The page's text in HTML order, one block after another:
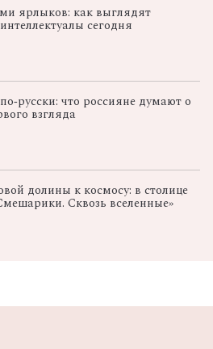
ярлыков: как выглядят
сегодня
что россияне думают о
взгляда
долины к космосу: в столице
Сквозь вселенные»